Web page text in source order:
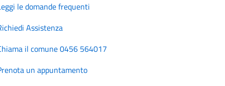
le domande frequenti
Assistenza
il comune 0456 564017
un appuntamento